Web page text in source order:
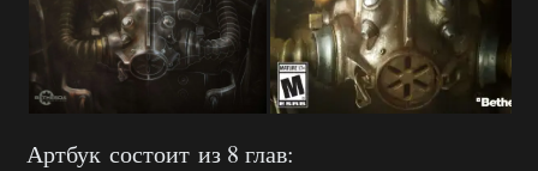
Артбук состоит из 8 глав: